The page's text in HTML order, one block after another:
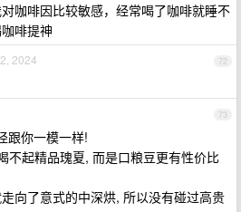
咖啡因比较敏感，经常喝了咖啡就睡不
啡提神
72
2024
73
跟你一模一样!
不起精品瑰夏, 而是口粮豆更有性价比
向了意式的中深烘, 所以没有碰过高贵